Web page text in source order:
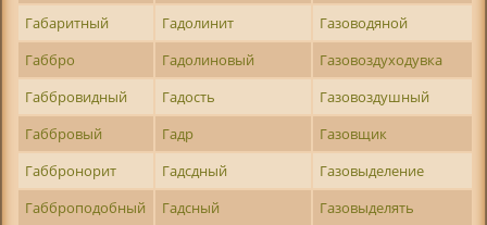
Габаритный Гадолинит
Газоводяной
Габбро
Гадолиновый
Газовоздуходувка
Габбровидный
Гадость
Газовоздушный
Габбровый
Гадр
Газовщик
Габбронорит
Гадсдный
Газовыделение
Габброподобный
Гадсный
Газовыделять